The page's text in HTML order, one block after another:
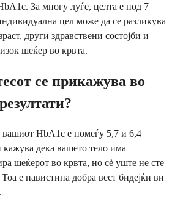
За многу луѓе, целта е под 7
цел може да се разликува
други здравствени состојби и
шеќер во крвта.
се прикажува во
вашиот HbA1c е помеѓу 5,7 и 6,4
дека вашето тело има
шеќерот во крвта, но сè уште не сте
е навистина добра вест бидејќи ви